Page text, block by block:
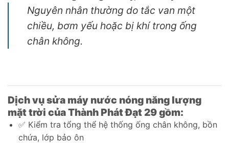
Nguyên nhân thường do tắc van một
chiều, bơm yếu hoặc bị khí trong ống
chân không.
Dịch vụ sửa máy nước nóng năng lượng
mặt trời của Thành Phát Đạt 29 gồm:
✅ Kiểm tra tổng thể hệ thống ống chân không, bồn
chứa, lớp bảo ôn